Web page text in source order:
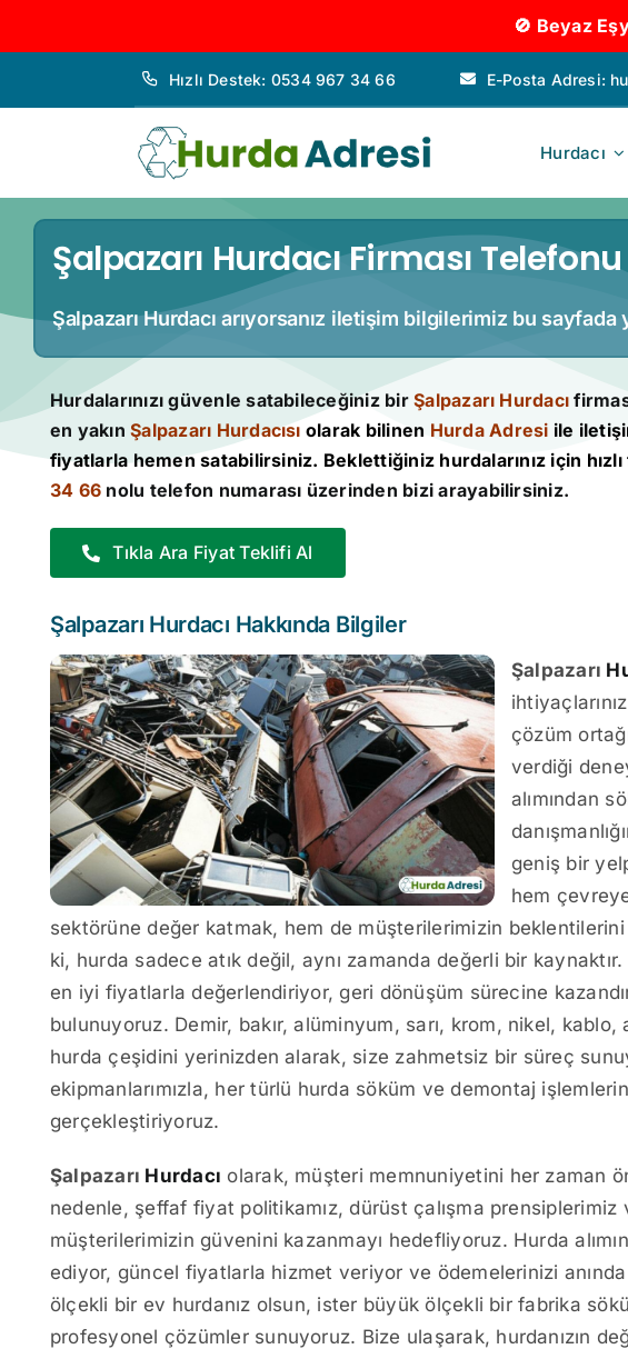
🚫 Beyaz
Hızlı Destek: 0534 967 34 66 E-Posta Adresi:
Hurdacı
Şalpazarı Hurdacı Firması
Şalpazarı Hurdacı arıyorsanız iletişim bilgilerimiz bu sayfada
Hurdalarınızı güvenle satabileceğiniz birŞalpazarı Hurdacı
en yakınŞalpazarı Hurdacısı olarak bilinen Hurda Adresi ile
fiyatlarla hemen satabilirsiniz. Beklettiğiniz hurdalarınız için
34 66 nolu telefon numarası üzerinden bizi arayabilirsiniz.
Tıkla Ara Fiyat Teklifi Al
Şalpazarı Hurdacı Hakkında Bilgiler
Şalpazarı
çözüm
verdiği
alımından
geniş bir
hem
sektörüne değer katmak, hem de müşterilerimizin
ki, hurda sadece atık değil, aynı zamanda değerli bir
en iyi fiyatlarla değerlendiriyor, geri dönüşüm sürecine
bulunuyoruz. Demir, bakır, alüminyum, sarı, krom, nikel,
hurda çeşidini yerinizden alarak, size zahmetsiz bir süreç
ekipmanlarımızla, her türlü hurda söküm ve demontaj
gerçekleştiriyoruz.
Şalpazarı Hurdacı olarak, müşteri memnuniyetini her zaman
nedenle, şeffaf fiyat politikamız, dürüst çalışma prensiplerimiz
müşterilerimizin güvenini kazanmayı hedefliyoruz. Hurda
ediyor, güncel fiyatlarla hizmet veriyor ve ödemelerinizi
ölçekli bir ev hurdanız olsun, ister büyük ölçekli bir fabrika
profesyonel çözümler sunuyoruz. Bize ulaşarak, hurdanızın